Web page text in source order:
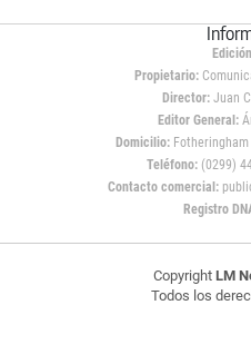
Propietario:
Director: Juan
Editor General:
Domicilio:Fotheringham
Teléfono: (0299)
Contacto comercial:
Registro
Copyright LM
Todos los